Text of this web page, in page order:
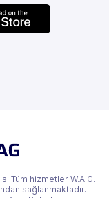
Tüm hizmetler W.A.G.
sağlanmaktadır.